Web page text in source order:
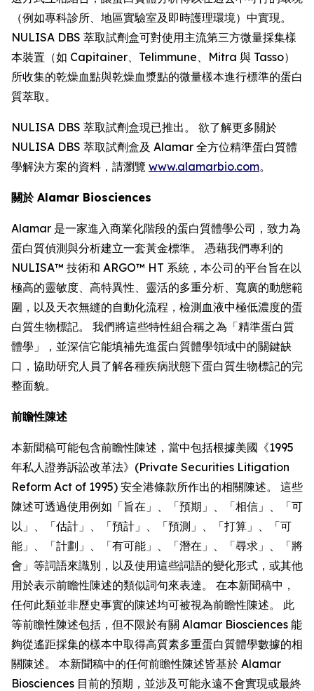
（例如專科診所、地區實驗室及即時護理環境）中實現。
NULISA DBS 萃取試劑盒可對使用主流第三方微量採集樣
本裝置（如 Capitainer、Telimmune、Mitra 與 Tasso）
所收集的乾燥血點與乾燥血漿點的微量樣本進行標準的蛋白
質萃取。
NULISA DBS 萃取試劑盒現已推出。 欲了解更多關於
NULISA DBS 萃取試劑盒及 Alamar 全方位精準蛋白質體
學解決方案的資料，請瀏覽 www.alamarbio.com。
關於 Alamar Biosciences
Alamar 是一家進入商業化階段的蛋白質體學公司，致力為
蛋白質偵測與分析建立一套黃金標準。 憑藉我們專利的
NULISA™ 技術和 ARGO™ HT 系統，本公司的平台旨在以
極高的靈敏度、高特異性、靈活的多重分析、寬廣的動態範
圍，以及天衣無縫的自動化流程，檢測血液中極低濃度的蛋
白質生物標記。 我們將這些特性組合稱之為「精準蛋白質
體學」，並深信它能填補先進蛋白質體學領域中的關鍵缺
口，協助研究人員了解各種疾病狀態下蛋白質生物標記的完
整面貌。
前瞻性陳述
本新聞稿可能包含前瞻性陳述，當中包括根據美國《1995
年私人證券訴訟改革法》(Private Securities Litigation
Reform Act of 1995) 安全港條款所作出的相關陳述。 這些
陳述可透過使用例如「旨在」、「預期」、「相信」、「可
以」、「估計」、「預計」、「預測」、「打算」、「可
能」、「計劃」、「有可能」、「潛在」、「尋求」、「將
會」等詞語來識別，以及使用這些詞語的變化形式，或其他
用於表示前瞻性陳述的類似詞句來表達。 在本新聞稿中，
任何此類並非歷史事實的陳述均可被視為前瞻性陳述。 此
等前瞻性陳述包括，但不限於有關 Alamar Biosciences 能
夠從遙距採集的樣本中取得高質素多重蛋白質體學數據的相
關陳述。 本新聞稿中的任何前瞻性陳述皆基於 Alamar
Biosciences 目前的預期，並涉及可能永遠不會實現或最終